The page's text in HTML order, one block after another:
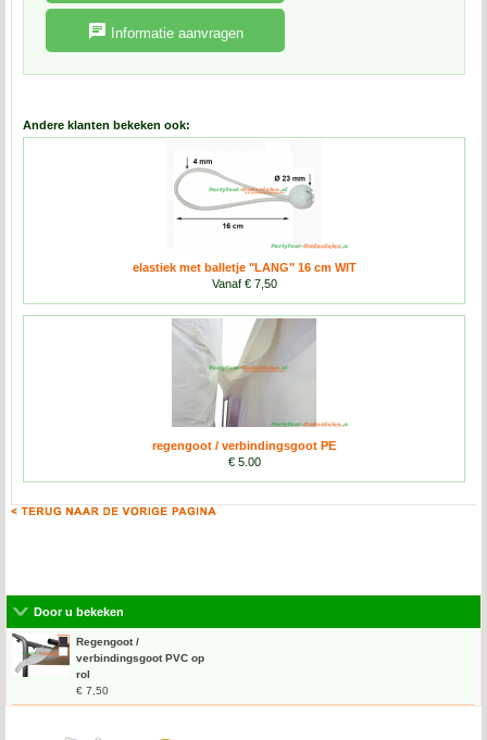
Informatie aanvragen
Andere klanten bekeken ook:
elastiek met balletje "LANG" 16 cm WIT
Vanaf € 7,50
regengoot / verbindingsgoot PE
€ 5.00
Door u bekeken
Regengoot /
verbindingsgoot PVC op
rol
€ 7,50